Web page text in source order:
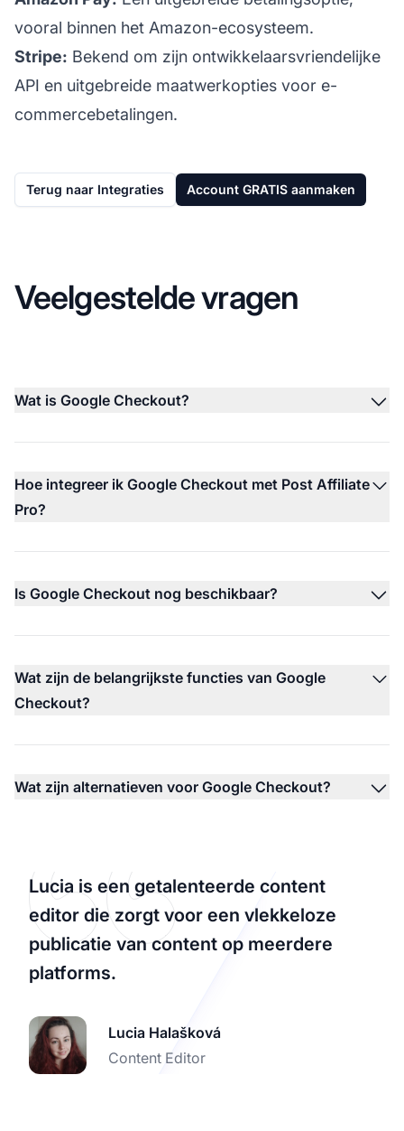
vooral binnen het Amazon-ecosysteem.
Stripe: Bekend om zijn ontwikkelaarsvriendelijke
API en uitgebreide maatwerkopties voor e-
commercebetalingen.
Terug naar Integraties Account GRATIS aanmaken
Veelgestelde vragen
Wat is Google Checkout?
Hoe integreer ik Google Checkout met Post Affiliate
Pro?
Is Google Checkout nog beschikbaar?
Wat zijn de belangrijkste functies van Google
Checkout?
Wat zijn alternatieven voor Google Checkout?
Lucia is een getalenteerde content
editor die zorgt voor een vlekkeloze
publicatie van content op meerdere
platforms.
Lucia Halašková
Content Editor